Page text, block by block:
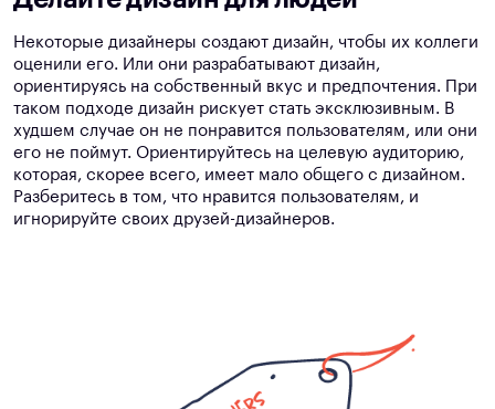
Некоторые дизайнеры создают дизайн, чтобы их коллеги
оценили его. Или они разрабатывают дизайн,
ориентируясь на собственный вкус и предпочтения. При
таком подходе дизайн рискует стать эксклюзивным. В
худшем случае он не понравится пользователям, или они
его не поймут. Ориентируйтесь на целевую аудиторию,
которая, скорее всего, имеет мало общего с дизайном.
Разберитесь в том, что нравится пользователям, и
игнорируйте своих друзей-дизайнеров.